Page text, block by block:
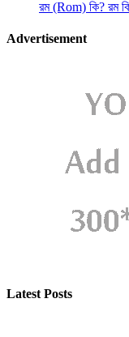
রম (Rom) কি? রম
Advertisement
Latest Posts